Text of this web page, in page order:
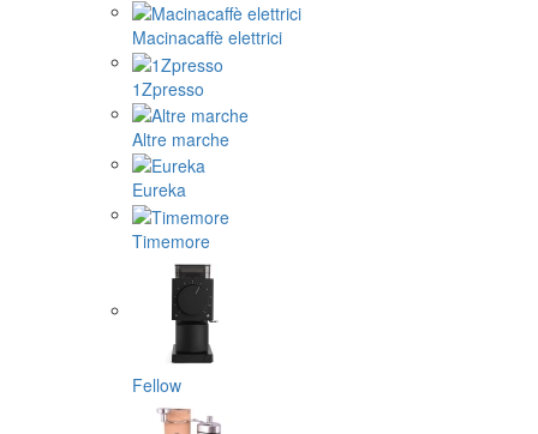
Macinacaffè elettrici
1Zpresso
Altre marche
Eureka
Timemore
Fellow